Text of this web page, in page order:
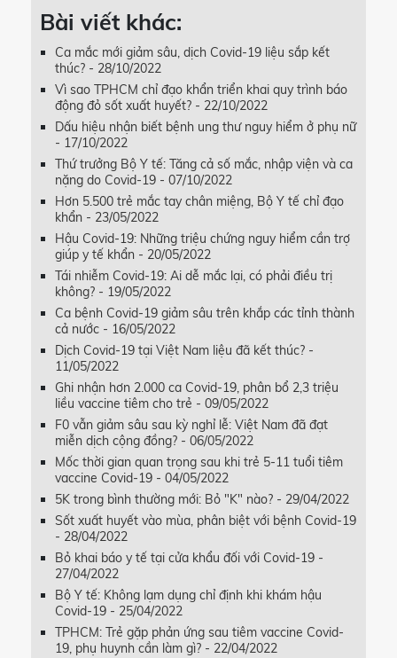
Bài viết khác:
Ca mắc mới giảm sâu, dịch Covid-19 liệu sắp kết
thúc? - 28/10/2022
Vì sao TPHCM chỉ đạo khẩn triển khai quy trình báo
động đỏ sốt xuất huyết? - 22/10/2022
Dấu hiệu nhận biết bệnh ung thư nguy hiểm ở phụ nữ
- 17/10/2022
Thứ trưởng Bộ Y tế: Tăng cả số mắc, nhập viện và ca
nặng do Covid-19 - 07/10/2022
Hơn 5.500 trẻ mắc tay chân miệng, Bộ Y tế chỉ đạo
khẩn - 23/05/2022
Hậu Covid-19: Những triệu chứng nguy hiểm cần trợ
giúp y tế khẩn - 20/05/2022
Tái nhiễm Covid-19: Ai dễ mắc lại, có phải điều trị
không? - 19/05/2022
Ca bệnh Covid-19 giảm sâu trên khắp các tỉnh thành
cả nước - 16/05/2022
Dịch Covid-19 tại Việt Nam liệu đã kết thúc? -
11/05/2022
Ghi nhận hơn 2.000 ca Covid-19, phân bổ 2,3 triệu
liều vaccine tiêm cho trẻ - 09/05/2022
F0 vẫn giảm sâu sau kỳ nghỉ lễ: Việt Nam đã đạt
miễn dịch cộng đồng? - 06/05/2022
Mốc thời gian quan trọng sau khi trẻ 5-11 tuổi tiêm
vaccine Covid-19 - 04/05/2022
5K trong bình thường mới: Bỏ "K" nào? - 29/04/2022
Sốt xuất huyết vào mùa, phân biệt với bệnh Covid-19
- 28/04/2022
Bỏ khai báo y tế tại cửa khẩu đối với Covid-19 -
27/04/2022
Bộ Y tế: Không lạm dụng chỉ định khi khám hậu
Covid-19 - 25/04/2022
TPHCM: Trẻ gặp phản ứng sau tiêm vaccine Covid-
19, phụ huynh cần làm gì? - 22/04/2022